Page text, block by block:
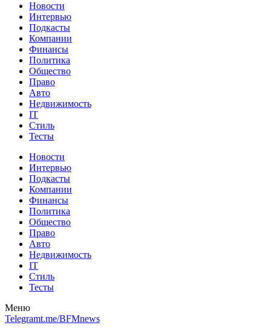
Новости
Интервью
Подкасты
Компании
Финансы
Политика
Общество
Право
Авто
Недвижимость
IT
Стиль
Тесты
Новости
Интервью
Подкасты
Компании
Финансы
Политика
Общество
Право
Авто
Недвижимость
IT
Стиль
Тесты
Меню
Telegramt.me/BFMnews